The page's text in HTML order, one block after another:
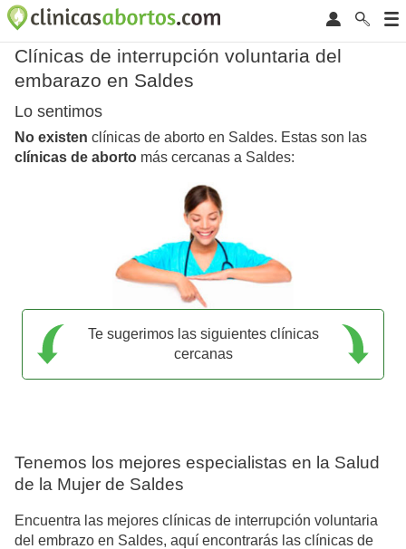
Clínicas de interrupción voluntaria del
embarazo en Saldes
Lo sentimos
No existen clínicas de aborto en Saldes. Estas son las
clínicas de aborto más cercanas a Saldes:
Te sugerimos las siguientes clínicas
cercanas
Tenemos los mejores especialistas en la Salud
de la Mujer de Saldes
Encuentra las mejores clínicas de interrupción voluntaria
del embrazo en Saldes, aquí encontrarás las clínicas de